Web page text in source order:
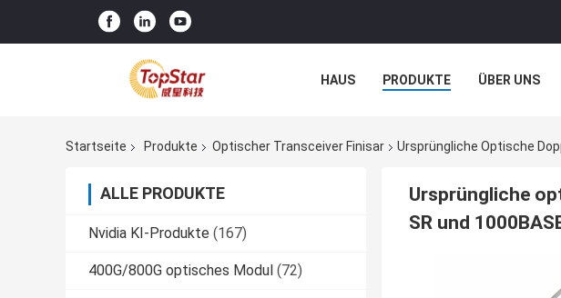
HAUS PRODUKTE ÜBER UNS
Startseite
Produkte Optischer Transceiver Finisar Ursprüngliche Optische
ALLE PRODUKTE
Nvidia KI-Produkte (167)
400G/800G optisches Modul (72)
Ursprüngliche
SR und